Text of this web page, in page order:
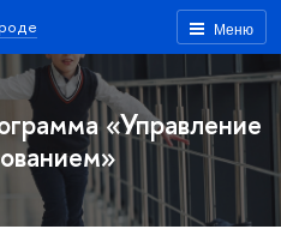
Меню
«Управление